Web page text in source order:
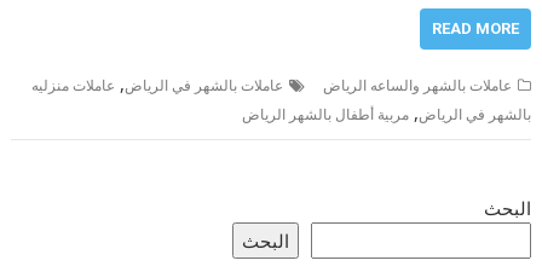
READ MORE
عاملات بالشهر والساعه الرياض عاملات بالشهر في الرياض, عاملات منزليه
بالشهر في الرياض,مربية أطفال بالشهر الرياض
البحث
البحث